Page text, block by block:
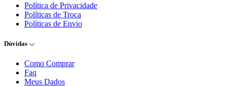
Política de Privacidade
Políticas de Troca
Políticas de Envio
Dúvidas
Como Comprar
Faq
Meus Dados